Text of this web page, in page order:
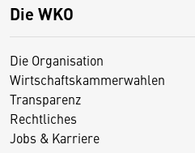
Die WKO
Die Organisation
Wirtschaftskammerwahlen
Transparenz
Rechtliches
Jobs & Karriere